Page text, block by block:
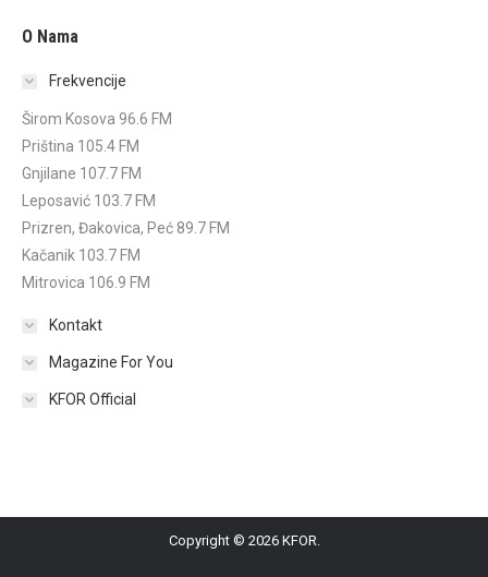
O Nama
Frekvencije
Širom Kosova 96.6 FM
Priština 105.4 FM
Gnjilane 107.7 FM
Leposavić 103.7 FM
Prizren, Đakovica, Peć 89.7 FM
Kačanik 103.7 FM
Mitrovica 106.9 FM
Kontakt
Magazine For You
KFOR Official
Copyright © 2026 KFOR.